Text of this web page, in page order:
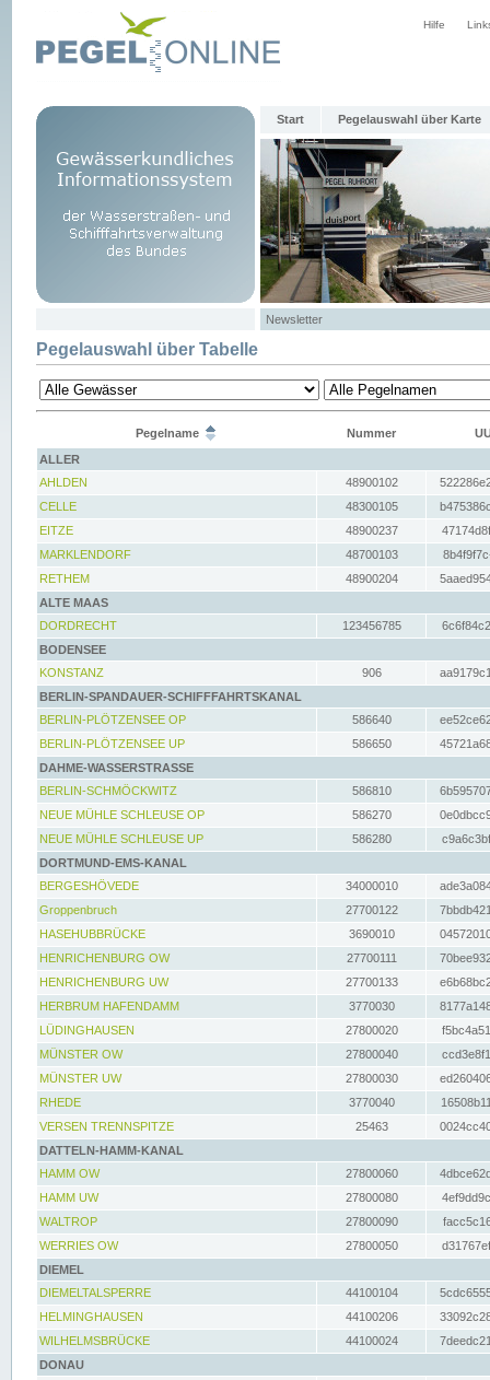
Hilfe
Start Pegelauswahl über Karte
Newsletter
Pegelauswahl über Tabelle
Pegelname Nummer
ALLER
AHLDEN
48900102
CELLE
48300105
EITZE
48900237
MARKLENDORF
48700103
RETHEM
48900204
ALTE MAAS
DORDRECHT
123456785
BODENSEE
KONSTANZ
906
BERLIN-SPANDAUER-SCHIFFFAHRTSKANAL
BERLIN-PLÖTZENSEE OP
586640
BERLIN-PLÖTZENSEE UP
586650
DAHME-WASSERSTRASSE
BERLIN-SCHMÖCKWITZ
586810
NEUE MÜHLE SCHLEUSE OP
586270
NEUE MÜHLE SCHLEUSE UP
586280
DORTMUND-EMS-KANAL
BERGESHÖVEDE
34000010
Groppenbruch
27700122
HASEHUBBRÜCKE
3690010
HENRICHENBURG OW
27700111
HENRICHENBURG UW
27700133
HERBRUM HAFENDAMM
3770030
LÜDINGHAUSEN
27800020
MÜNSTER OW
27800040
MÜNSTER UW
27800030
RHEDE
3770040
VERSEN TRENNSPITZE
25463
DATTELN-HAMM-KANAL
HAMM OW
27800060
HAMM UW
27800080
WALTROP
27800090
WERRIES OW
27800050
DIEMEL
DIEMELTALSPERRE
44100104
HELMINGHAUSEN
44100206
WILHELMSBRÜCKE
44100024
DONAU